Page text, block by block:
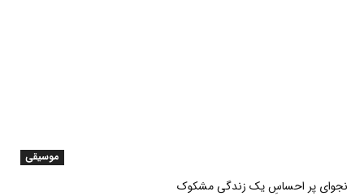
موسیقی
نجوای پر احساسِ یک زندگی مشکوک